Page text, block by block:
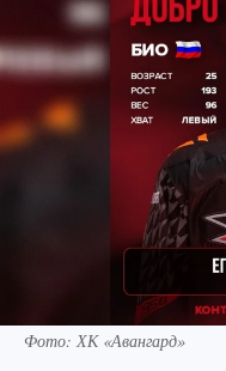
Фото: ХК «Авангард»